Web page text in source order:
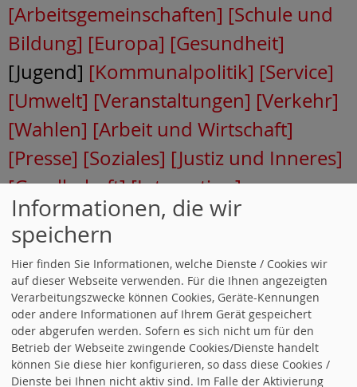
[Arbeitsgemeinschaften] [Schule und
Bildung] [Europa] [Gesundheit]
[Jugend] [Kommunalpolitik] [Service]
[Umwelt] [Veranstaltungen] [Verkehr]
[Wahlen] [Arbeit und Wirtschaft]
[Presse] [Soziales] [Justiz und Inneres]
[Gesellschaft][Integration]
[Regionalpolitik][Landtagsfraktion]
[Bundestagsfraktion]
PRESSEECHO:
AUSBILDUNGSPLATZBÖRSE
Tue Gutes-
Informationen, die wir
speichern
Hier finden Sie Informationen, welche Dienste / Cookies wir
auf dieser Webseite verwenden. Für die Ihnen angezeigten
Verarbeitungszwecke können Cookies, Geräte-Kennungen
oder andere Informationen auf Ihrem Gerät gespeichert
oder abgerufen werden. Sofern es sich nicht um für den
Betrieb der Webseite zwingende Cookies/Dienste handelt
können Sie diese hier konfigurieren, so dass diese Cookies /
Dienste bei Ihnen nicht aktiv sind. Im Falle der Aktivierung